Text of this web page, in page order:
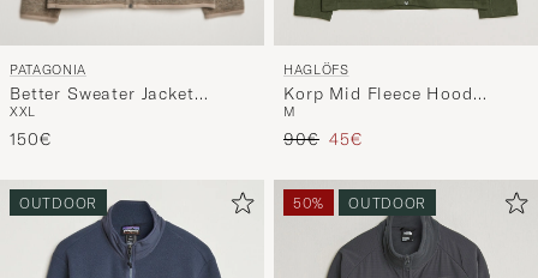
PATAGONIA
Better Sweater Jacket
Seabird Grey
XXL
150€
HAGLÖFS
Korp Mid Fleece Hood
Seaweed Green
M
Regulärer Preis
90€ Reduzierter Preis
45€
OUTDOOR 50% OUTDOOR